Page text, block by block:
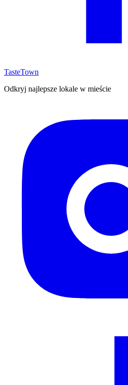
TasteTown
Odkryj najlepsze lokale w mieście